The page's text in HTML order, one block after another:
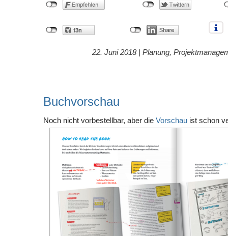
22. Juni 2018 | Planung,
Buchvorschau
Noch nicht vorbestellbar, aber die Vorschau ist schon